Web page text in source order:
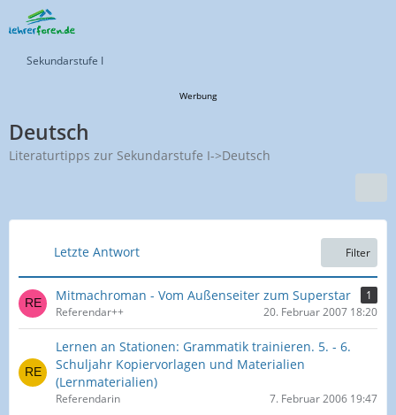
Sekundarstufe I
Werbung
Deutsch
Literaturtipps zur Sekundarstufe I->Deutsch
Letzte Antwort Filter
Mitmachroman - Vom Außenseiter zum Superstar
1
Referendar++
20. Februar 2007 18:20
Lernen an Stationen: Grammatik trainieren. 5. - 6.
Schuljahr Kopiervorlagen und Materialien
(Lernmaterialien)
Referendarin 7. Februar 2006 19:47